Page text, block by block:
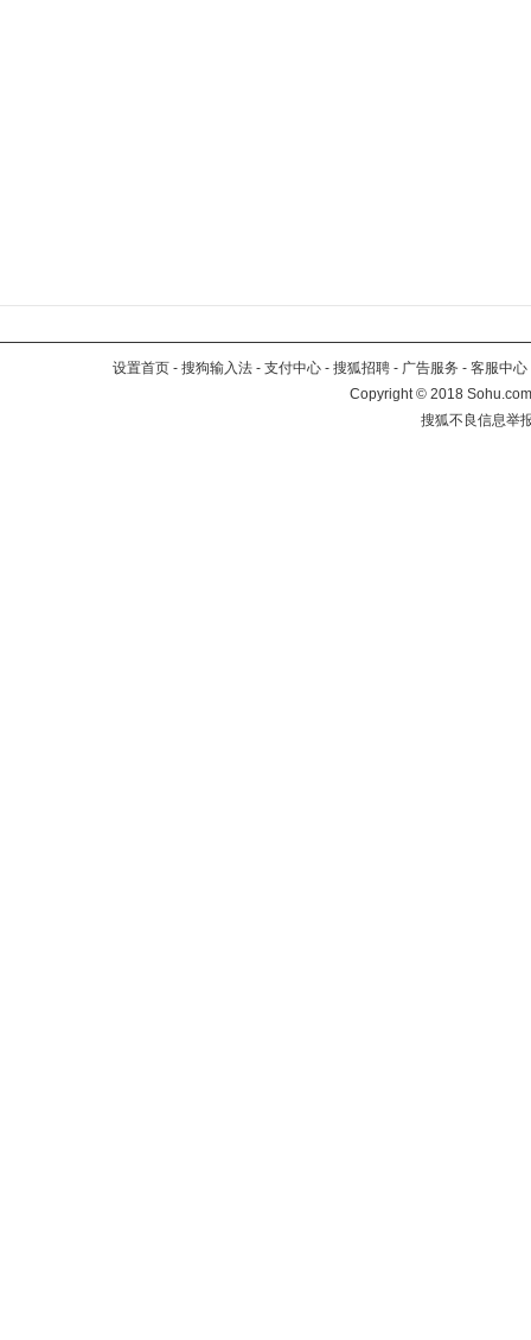
设置首页 - 搜狗输入法 - 支付中心 - 搜狐招聘 - 广告服务 - 客服中心
Copyright©2018
搜狐不良信息举